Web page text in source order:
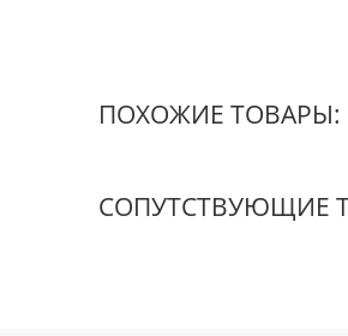
ПОХОЖИЕ ТОВАРЫ:
СОПУТСТВУЮЩИЕ